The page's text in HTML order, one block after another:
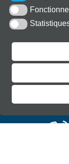
Mairie
Place Général